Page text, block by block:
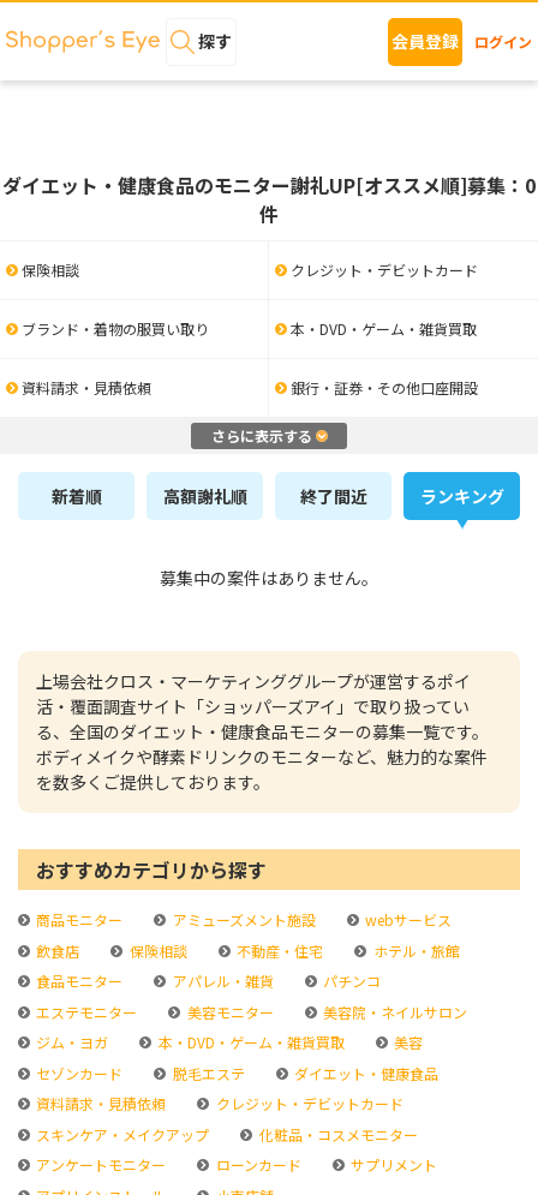
探す 会員登録 ログイン
ダイエット・健康食品のモニター謝礼UP[オススメ順]募集：0
件
保険相談 クレジット・デビットカード
ブランド・着物の服買い取り 本・DVD・ゲーム・雑貨買取
資料請求・見積依頼 銀行・証券・その他口座開設
さらに表示する
新着順 高額謝礼順 終了間近 ランキング
募集中の案件はありません。
上場会社クロス・マーケティンググループが運営するポイ
活・覆面調査サイト「ショッパーズアイ」で取り扱ってい
る、全国のダイエット・健康食品モニターの募集一覧です。
ボディメイクや酵素ドリンクのモニターなど、魅力的な案件
を数多くご提供しております。
おすすめカテゴリから探す
商品モニター アミューズメント施設
webサービス
飲食店
保険相談 不動産・住宅
ホテル・旅館
食品モニター
アパレル・雑貨
パチンコ
エステモニター
美容モニター
美容院・ネイルサロン
ジム・ヨガ
本・DVD・ゲーム・雑貨買取
美容
セゾンカード
脱毛エステ
ダイエット・健康食品
資料請求・見積依頼
クレジット・デビットカード
スキンケア・メイクアップ
化粧品・コスメモニター
アンケートモニター
ローンカード
サプリメント